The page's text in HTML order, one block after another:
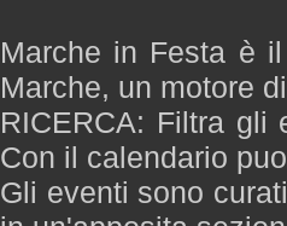
Marche in Festa è
Marche, un motore
RICERCA: Filtra gli
Con il calendario
Gli eventi sono